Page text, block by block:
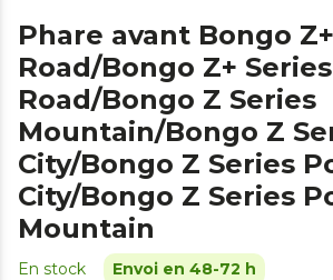
Phare avant Bongo
Road/Bongo Z+
Road/Bongo Z Series
Mountain/Bongo Z
City/Bongo Z Series
City/Bongo Z Series
Mountain
En stock Envoi en 48-72 h